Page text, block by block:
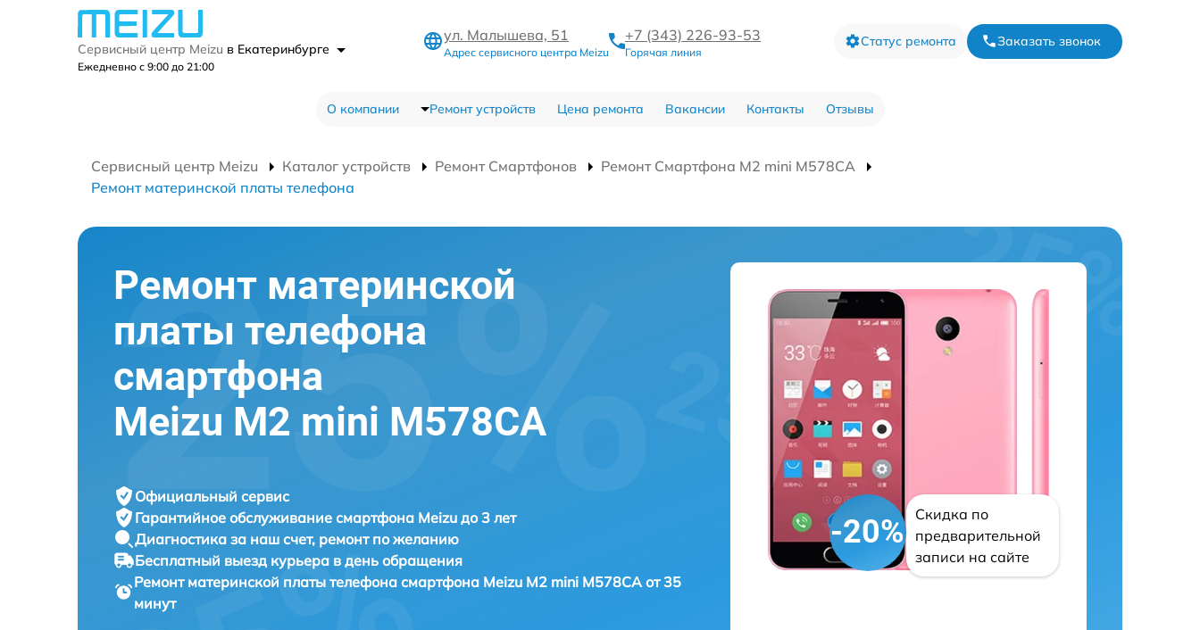
Сервисный центр Meizu в Екатеринбурге
Ежедневно с 9:00 до 21:00
ул. Малышева, 51
Адрес сервисного центра Meizu
+7 (343) 226-93-53
Горячая линия
Статус ремонта Заказать звонок
О компании Ремонт устройств Цена ремонта Вакансии Контакты Отзывы
Сервисный центр Meizu Каталог устройств Ремонт Смартфонов
Ремонт Смартфона M2 mini M578CA
Ремонт материнской платы телефона
Ремонт материнской
платы телефона
смартфона
Meizu M2 mini M578CA
Официальный сервис
Гарантийное обслуживание смартфона Meizu до 3 лет
Диагностика за наш счет, ремонт по желанию
Бесплатный выезд курьера в день обращения
Ремонт материнской платы телефона смартфона Meizu M2 mini M578CA от 35
минут
-20%
Скидка по
предварительной
записи на сайте